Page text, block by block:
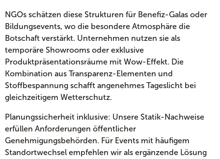
NGOs schätzen diese Strukturen für Benefiz-Galas oder
Bildungsevents, wo die besondere Atmosphäre die
Botschaft verstärkt. Unternehmen nutzen sie als
temporäre Showrooms oder exklusive
Produktpräsentationsräume mit Wow-Effekt. Die
Kombination aus Transparenz-Elementen und
Stoffbespannung schafft angenehmes Tageslicht bei
gleichzeitigem Wetterschutz.
Planungssicherheit inklusive: Unsere Statik-Nachweise
erfüllen Anforderungen öffentlicher
Genehmigungsbehörden. Für Events mit häufigem
Standortwechsel empfehlen wir als ergänzende Lösung